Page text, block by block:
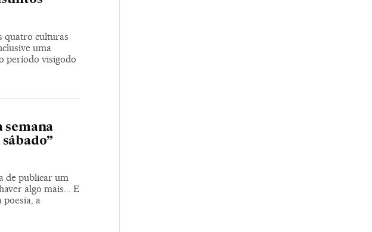
quatro culturas
uma
período visigodo
semana
de publicar um
algo mais... E
poesia, a